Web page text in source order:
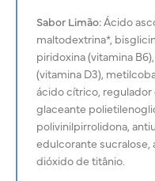
Sabor Limão:Ácido
maltodextrina*,
piridoxina (vitamina
(vitamina D3),
ácido cítrico,
glaceante
polivinilpirrolidona,
edulcorante sucralose,
dióxido de titânio.